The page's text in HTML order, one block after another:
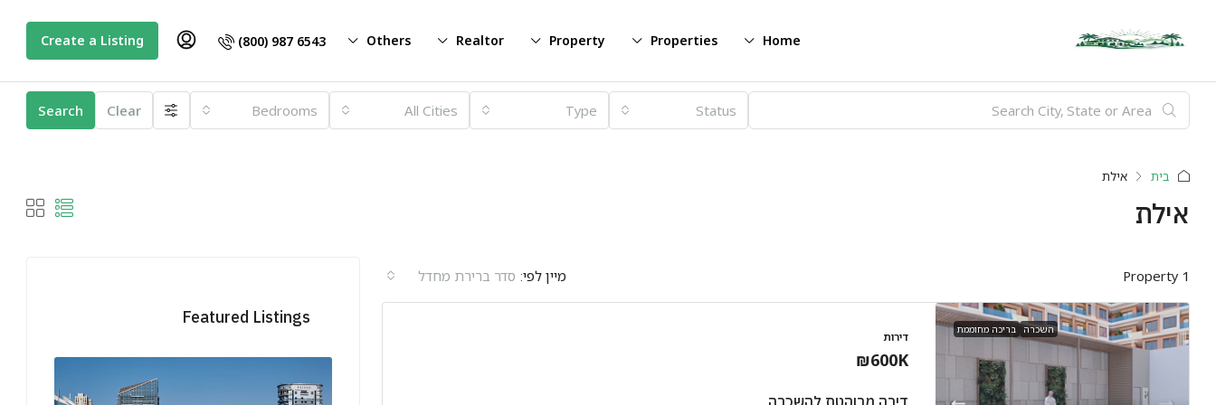
Home
Properties
Property
Realtor
Others
(800) 987 6543
Create a Listing
Status
Type
All Cities
Bedrooms
Clear
Search
בית אילת
אילת
1 Property מיין לפי: סדר ברירת מחדל
השכרה בריכה מחוממת דירות
₪600K
דירה מרוהטת להשכרה
Featured Listings